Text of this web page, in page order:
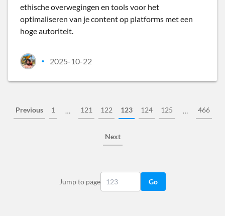
ethische overwegingen en tools voor het
optimaliseren van je content op platforms met een
hoge autoriteit.
• 2025-10-22
Previous 1 … 121 122 123 124 125 … 466
Next
Jump to page Go